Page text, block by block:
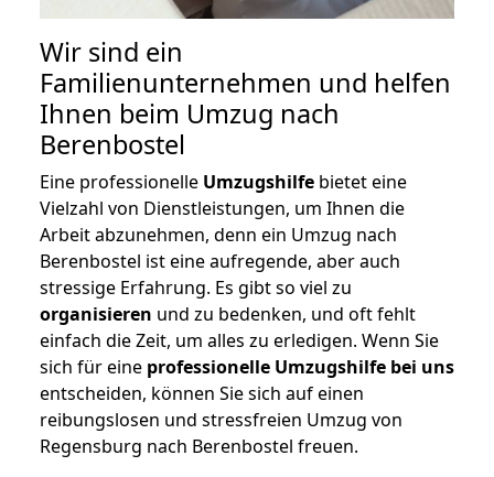
Wir sind ein
Familienunternehmen und helfen
Ihnen beim Umzug nach
Berenbostel
Eine professionelle Umzugshilfe bietet eine
Vielzahl von Dienstleistungen, um Ihnen die
Arbeit abzunehmen, denn ein Umzug nach
Berenbostel ist eine aufregende, aber auch
stressige Erfahrung. Es gibt so viel zu
organisieren und zu bedenken, und oft fehlt
einfach die Zeit, um alles zu erledigen. Wenn Sie
sich für eine professionelle Umzugshilfe bei uns
entscheiden, können Sie sich auf einen
reibungslosen und stressfreien Umzug von
Regensburg nach Berenbostel freuen.